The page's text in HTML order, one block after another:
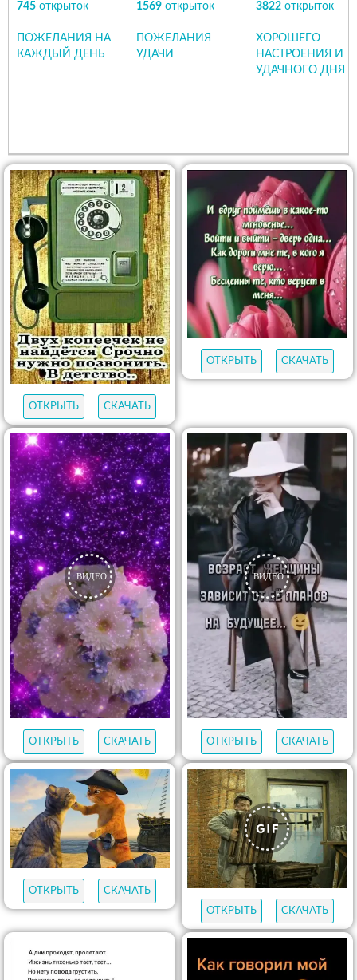
745 открыток
ПОЖЕЛАНИЯ НА
КАЖДЫЙ ДЕНЬ
1569 открыток
ПОЖЕЛАНИЯ
УДАЧИ
3822 открыток
ХОРОШЕГО
НАСТРОЕНИЯ И
УДАЧНОГО ДНЯ
ОТКРЫТЬ СКАЧАТЬ
ОТКРЫТЬ СКАЧАТЬ
ОТКРЫТЬ СКАЧАТЬ ОТКРЫТЬ СКАЧАТЬ
ОТКРЫТЬ
СКАЧАТЬ
ОТКРЫТЬ
СКАЧАТЬ